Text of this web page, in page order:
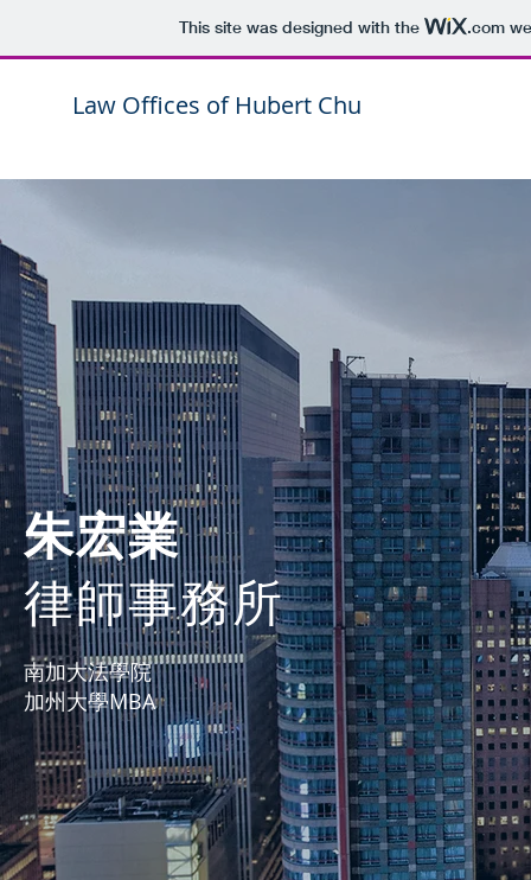
This site was designed with the .com
Law Offices of Hubert Chu
朱宏業
律師事務所
南加大法學院
​加州大學MBA